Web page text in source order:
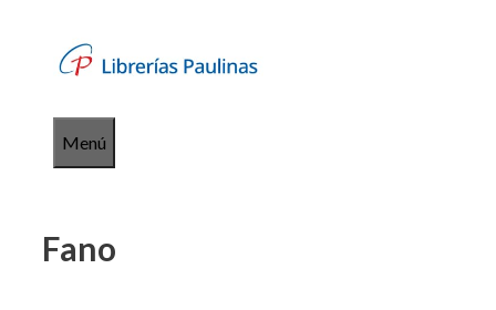
contenido
Menú
Fano